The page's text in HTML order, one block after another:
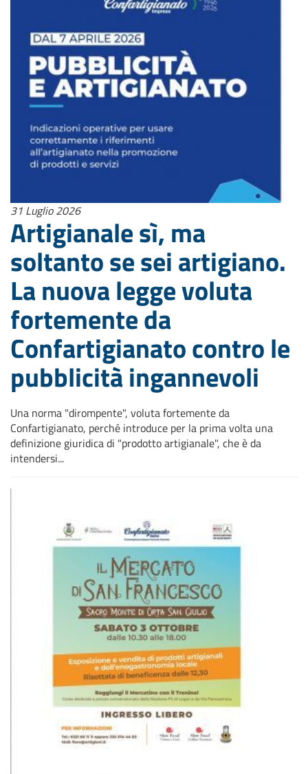
31 Luglio 2026
Artigianale sì, ma
soltanto se sei artigiano.
La nuova legge voluta
fortemente da
Confartigianato contro le
pubblicità ingannevoli
Una norma "dirompente", voluta fortemente da
Confartigianato, perché introduce per la prima volta una
definizione giuridica di "prodotto artigianale", che è da
intendersi...